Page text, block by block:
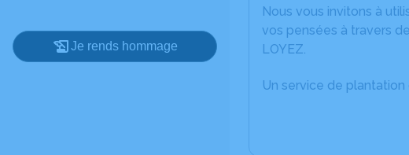
Je rends hommage
Nous vous invitons à
vos pensées à travers
LOYEZ.
Un service de plantation